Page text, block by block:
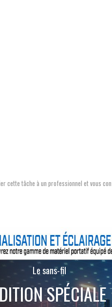
tâche à un professionnel et vous
Le sans-fil
SPÉCIALE